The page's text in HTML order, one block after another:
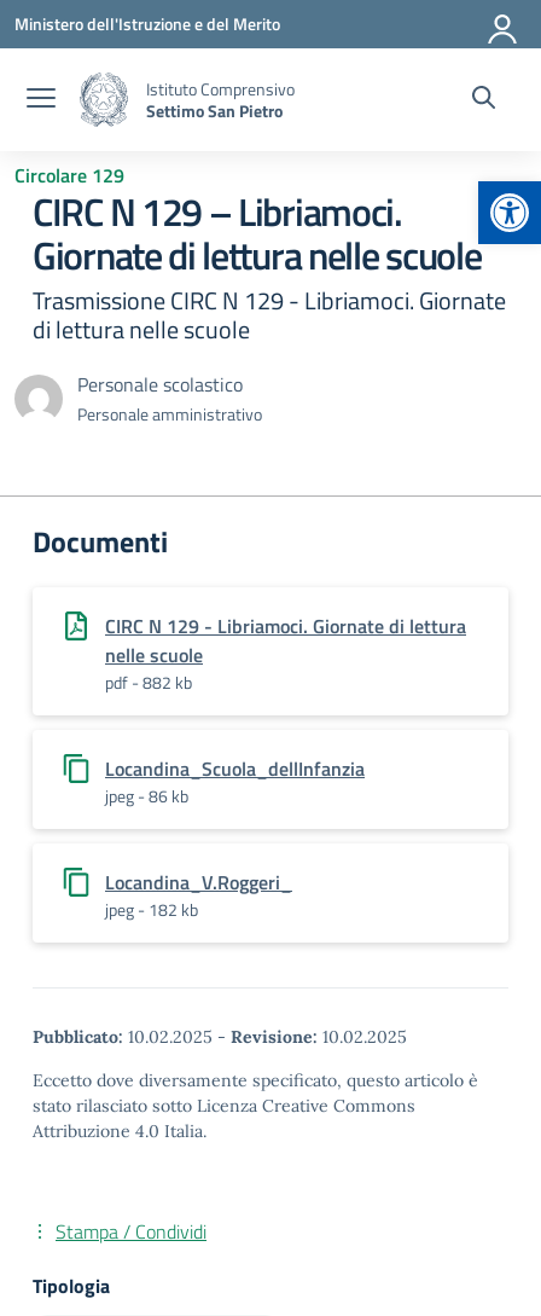
Vai ai contenuti
Vai al menu di navigazione
Vai al footer
Ministero dell'Istruzione e del Merito
Istituto Comprensivo
Settimo San Pietro
Circolare 129
CIRC N 129 – Libriamoci.
Giornate di lettura nelle scuole
Trasmissione CIRC N 129 - Libriamoci. Giornate
di lettura nelle scuole
Personale scolastico
Personale amministrativo
Documenti
CIRC N 129 - Libriamoci. Giornate di lettura
nelle scuole
pdf - 882 kb
Locandina_Scuola_dellInfanzia
jpeg - 86 kb
Locandina_V.Roggeri_
jpeg - 182 kb
Pubblicato: 10.02.2025 - Revisione: 10.02.2025
Eccetto dove diversamente specificato, questo articolo è
stato rilasciato sotto Licenza Creative Commons
Attribuzione 4.0 Italia.
Stampa / Condividi
Tipologia